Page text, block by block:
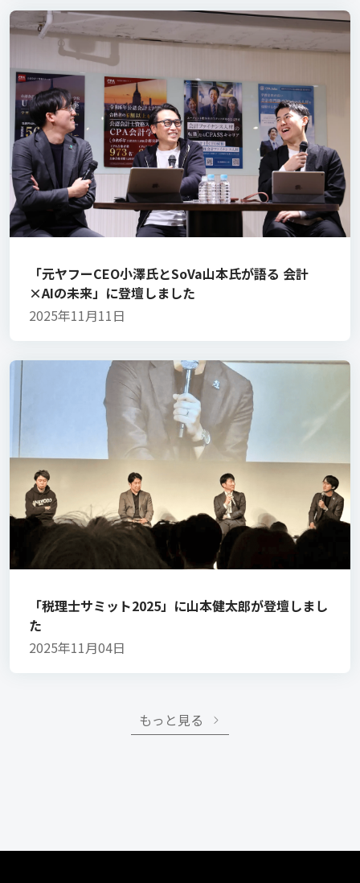
「元ヤフーCEO小澤氏とSoVa山本氏が語る 会計
×AIの未来」に登壇しました
2025年11月11日
「税理士サミット2025」に山本健太郎が登壇しまし
た
2025年11月04日
もっと見る